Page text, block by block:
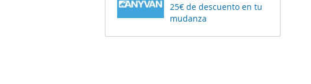
25€ de descuento en tu
mudanza